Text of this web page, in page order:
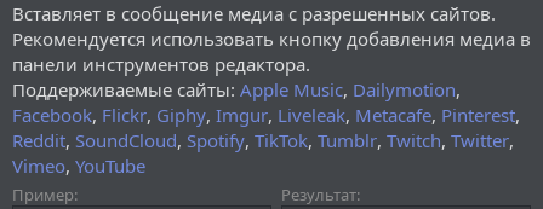
Вставляет в сообщение медиа с разрешенных сайтов.
Рекомендуется использовать кнопку добавления медиа в
панели инструментов редактора.
Поддерживаемые сайты: Apple Music, Dailymotion,
Facebook, Flickr, Giphy, Imgur, Liveleak, Metacafe, Pinterest,
Reddit, SoundCloud, Spotify, TikTok, Tumblr, Twitch, Twitter,
Vimeo, YouTube
Пример: Результат: